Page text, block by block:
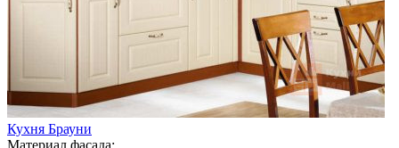
Кухня Брауни
Материал фасада: